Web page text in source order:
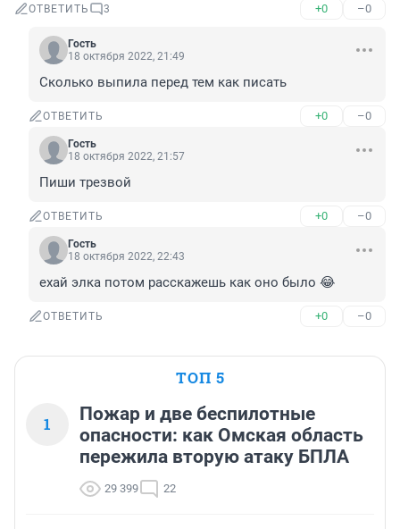
ОТВЕТИТЬ 3 +0 –0
Гость
18 октября 2022, 21:49
Сколько выпила перед тем как писать
ОТВЕТИТЬ +0 –0
Гость
18 октября 2022, 21:57
Пиши трезвой
ОТВЕТИТЬ +0 –0
Гость
18 октября 2022, 22:43
ехай элка потом расскажешь как оно было 😂
ОТВЕТИТЬ +0 –0
ТОП 5
1
Пожар и две беспилотные
опасности: как Омская область
пережила вторую атаку БПЛА
29 399 22